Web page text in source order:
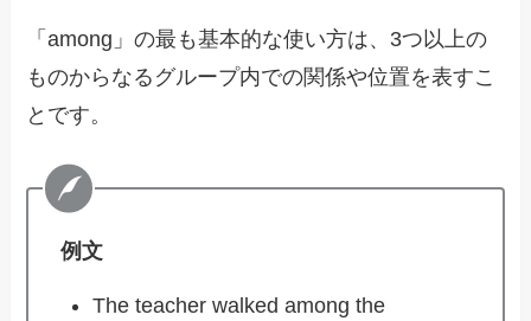
「among」の最も基本的な使い方は、3つ以上の
ものからなるグループ内での関係や位置を表すこ
とです。
例文
The teacher walked among the